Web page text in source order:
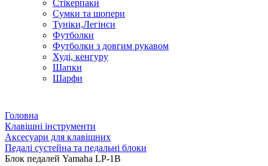
Стікерпаки
Сумки та шопери
Туніки,Легінси
Футболки
Футболки з довгим рукавом
Худі, кенгуру
Шапки
Шарфи
Головна
Клавішні інструменти
Аксесуари для клавішних
Педалі сустейна та педальні блоки
Блок педалей Yamaha LP-1B